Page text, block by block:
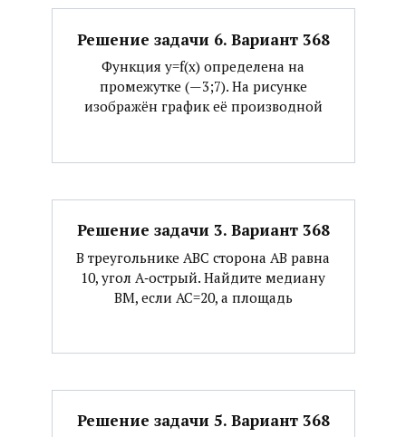
Решение задачи 6. Вариант 368
Функция y=f(x) определена на
промежутке (—3;7). На рисунке
изображён график её производной
Решение задачи 3. Вариант 368
В треугольнике АВС сторона АВ равна
10, угол А‐острый. Найдите медиану
ВМ, если АС=20, а площадь
Решение задачи 5. Вариант 368